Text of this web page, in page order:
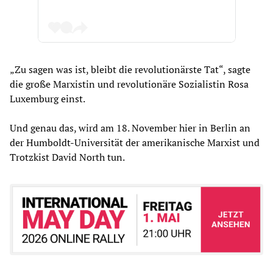
„Zu sagen was ist, bleibt die revolutionärste Tat“, sagte
die große Marxistin und revolutionäre Sozialistin Rosa
Luxemburg einst.
Und genau das, wird am 18. November hier in Berlin an
der Humboldt-Universität der amerikanische Marxist und
Trotzkist David North tun.